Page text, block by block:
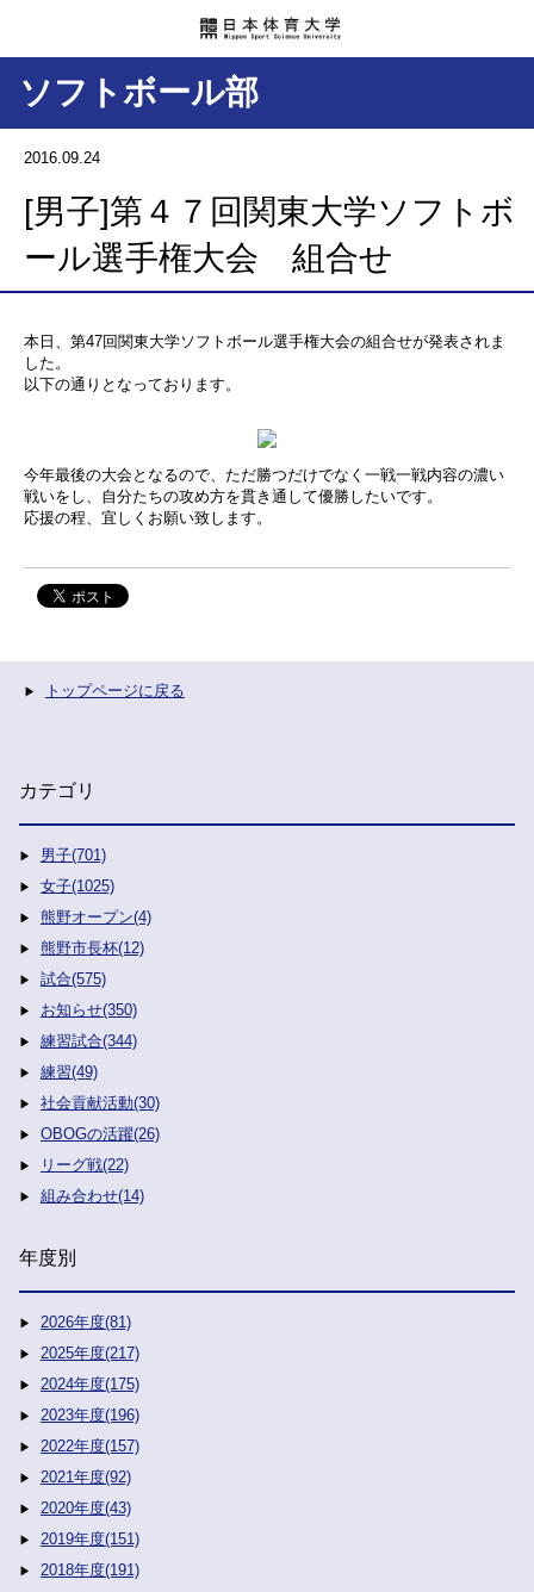
ソフトボール部
2016.09.24
[男子]第４７回関東大学ソフトボ
ール選手権大会 組合せ
本日、第47回関東大学ソフトボール選手権大会の組合せが発表されま
した。
以下の通りとなっております。
今年最後の大会となるので、ただ勝つだけでなく一戦一戦内容の濃い
戦いをし、自分たちの攻め方を貫き通して優勝したいです。
応援の程、宜しくお願い致します。
トップページに戻る
カテゴリ
男子(701)
女子(1025)
熊野オープン(4)
熊野市長杯(12)
試合(575)
お知らせ(350)
練習試合(344)
練習(49)
社会貢献活動(30)
OBOGの活躍(26)
リーグ戦(22)
組み合わせ(14)
年度別
2026年度(81)
2025年度(217)
2024年度(175)
2023年度(196)
2022年度(157)
2021年度(92)
2020年度(43)
2019年度(151)
2018年度(191)